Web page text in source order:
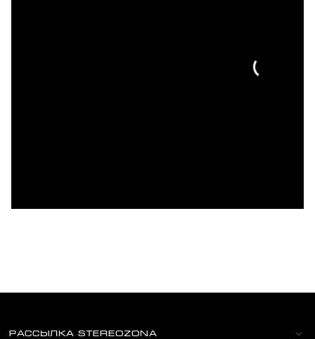
РАССЫЛКА STEREOZONA